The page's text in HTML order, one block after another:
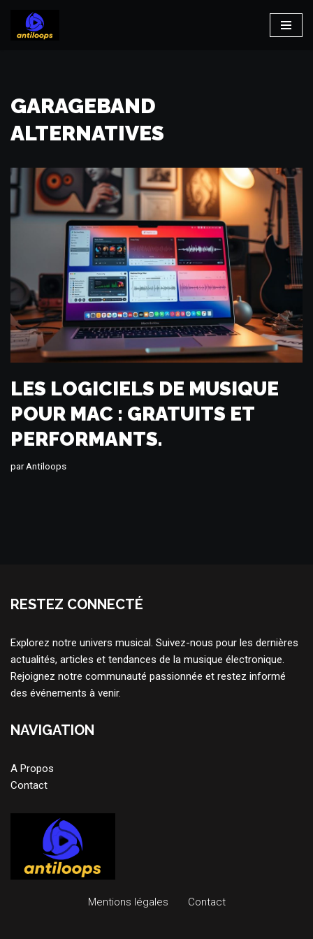
Aller
GARAGEBAND
ALTERNATIVES
LES LOGICIELS DE MUSIQUE
POUR MAC : GRATUITS ET
PERFORMANTS.
parAntiloops
RESTEZ CONNECTÉ
Explorez notre univers musical. Suivez-nous pour les dernières
actualités, articles et tendances de la musique électronique.
Rejoignez notre communauté passionnée et restez informé
des événements à venir.
NAVIGATION
A Propos
Contact
Mentions légales Contact